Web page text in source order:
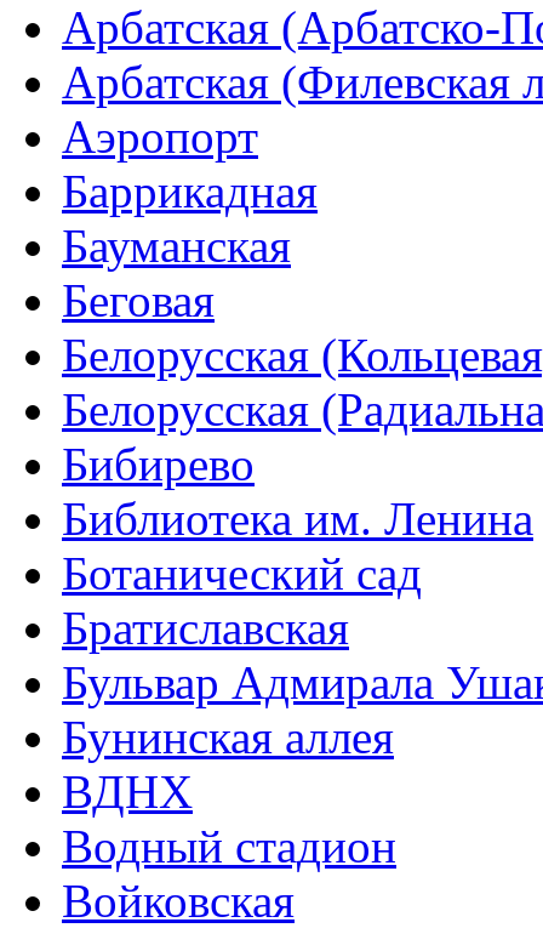
Арбатская (Арбатско-
Арбатская (Филевская
Аэропорт
Баррикадная
Бауманская
Беговая
Белорусская
Белорусская
Бибирево
Библиотека им. Ленина
Ботанический сад
Братиславская
Бульвар Адмирала
Бунинская аллея
ВДНХ
Водный стадион
Войковская